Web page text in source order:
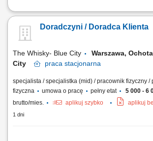
Nasz sklep muzealny jest częścią odwiedzin w
związane z tematyką naszych ekspozycji. Szukamy
pomoże naszym gościom zabrać cząstkę muzeum
Doradczyni / Doradca Klienta
The Whisky- Blue City
Warszawa,
City
praca stacjonarna
specjalista / specjalistka (mid) / pracownik fizyczny /
fizyczna
umowa o pracę pełny etat
5 000 - 6
brutto/mies.
aplikuj szybko aplikuj
1 dni